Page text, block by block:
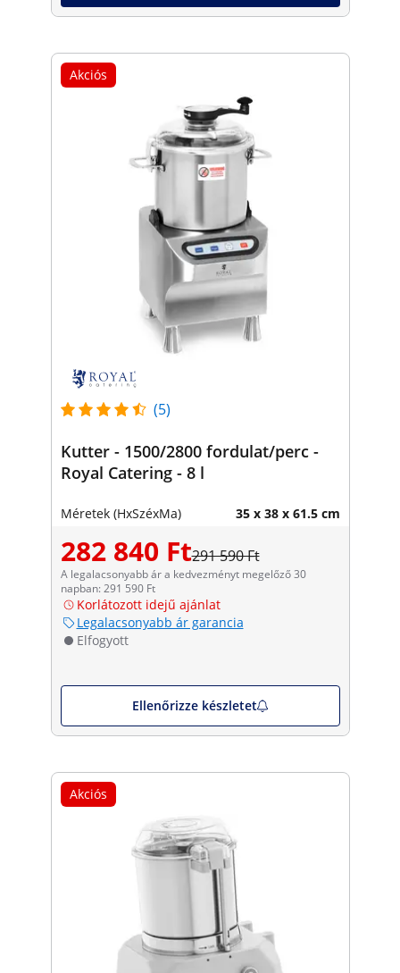
Akciós
(5)
Kutter - 1500/2800 fordulat/perc -
Royal Catering - 8 l
Méretek (HxSzéxMa) 35 x 38 x 61.5 cm
282 840 Ft291 590 Ft
A legalacsonyabb ár a kedvezményt megelőző 30
napban: 291 590 Ft
Korlátozott idejű ajánlat
Legalacsonyabb ár garancia
Elfogyott
Ellenőrizze készletet
Akciós